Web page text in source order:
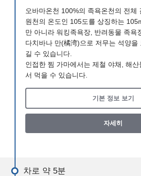
오바마온천 100%의 족욕온천의 전체
원천의 온도인 105도를 상징하는
만 아니라 워킹족욕장, 반려동물 족욕
다치바나 만(橘湾)으로 저무는 석양을
길 수 있습니다.
인접한 찜 가마에서는 제철 야채, 해
서 먹을 수 있습니다.
기본 정보 보기
자세히
차로 약 5분